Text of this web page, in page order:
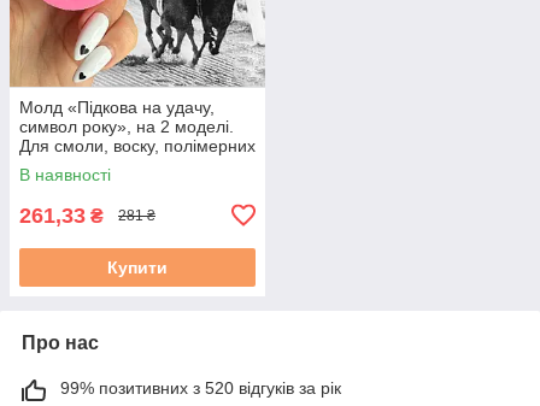
Молд «Підкова на удачу,
символ року», на 2 моделі.
Для смоли, воску, полімерних
мас, гіпсу. М. 2
В наявності
261,33 ₴ 281 ₴
Купити
Про нас
99% позитивних з 520 відгуків за рік